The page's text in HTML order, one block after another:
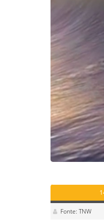
Fonte: TNW